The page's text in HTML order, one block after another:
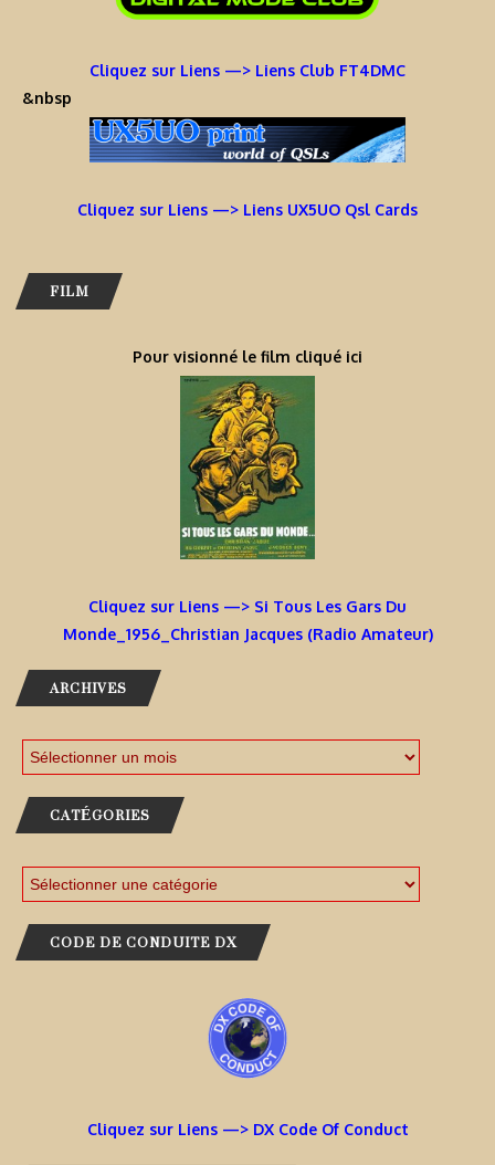
Cliquez sur Liens —> Liens Club FT4DMC
&nbsp
Cliquez sur Liens —> Liens UX5UO Qsl Cards
FILM
Pour visionné le film cliqué ici
Cliquez sur Liens —> Si Tous Les Gars Du
Monde_1956_Christian Jacques (Radio Amateur)
ARCHIVES
CATÉGORIES
CODE DE CONDUITE DX
Cliquez sur Liens —> DX Code Of Conduct